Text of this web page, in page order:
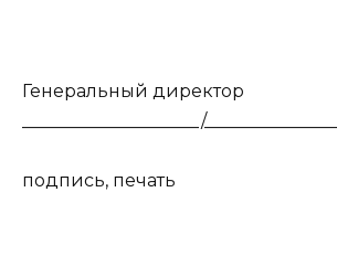
Генеральный директор
____________________/________________
подпись, печать